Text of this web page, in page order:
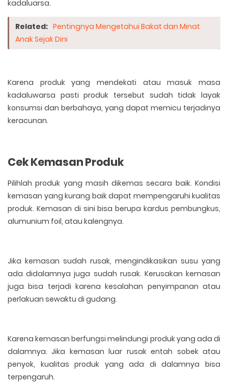
kadaluarsa.
Related: Pentingnya Mengetahui Bakat dan Minat
Anak Sejak Dini
Karena produk yang mendekati atau masuk masa
kadaluwarsa pasti produk tersebut sudah tidak layak
konsumsi dan berbahaya, yang dapat memicu terjadinya
keracunan.
Cek Kemasan Produk
Pilihlah produk yang masih dikemas secara baik. Kondisi
kemasan yang kurang baik dapat mempengaruhi kualitas
produk. Kemasan di sini bisa berupa kardus pembungkus,
alumunium foil, atau kalengnya.
Jika kemasan sudah rusak, mengindikasikan susu yang
ada didalamnya juga sudah rusak. Kerusakan kemasan
juga bisa terjadi karena kesalahan penyimpanan atau
perlakuan sewaktu di gudang.
Karena kemasan berfungsi melindungi produk yang ada di
dalamnya. Jika kemasan luar rusak entah sobek atau
penyok, kualitas produk yang ada di dalamnya bisa
terpengaruh.